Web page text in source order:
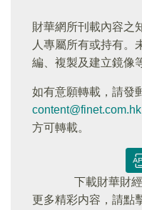
財華網所刊載內容之
人專屬所有或持有。
編、複製及建立鏡像
如有意願轉載，請發
content@finet.com.hk
方可轉載。
下載財華財
更多精彩内容，請點